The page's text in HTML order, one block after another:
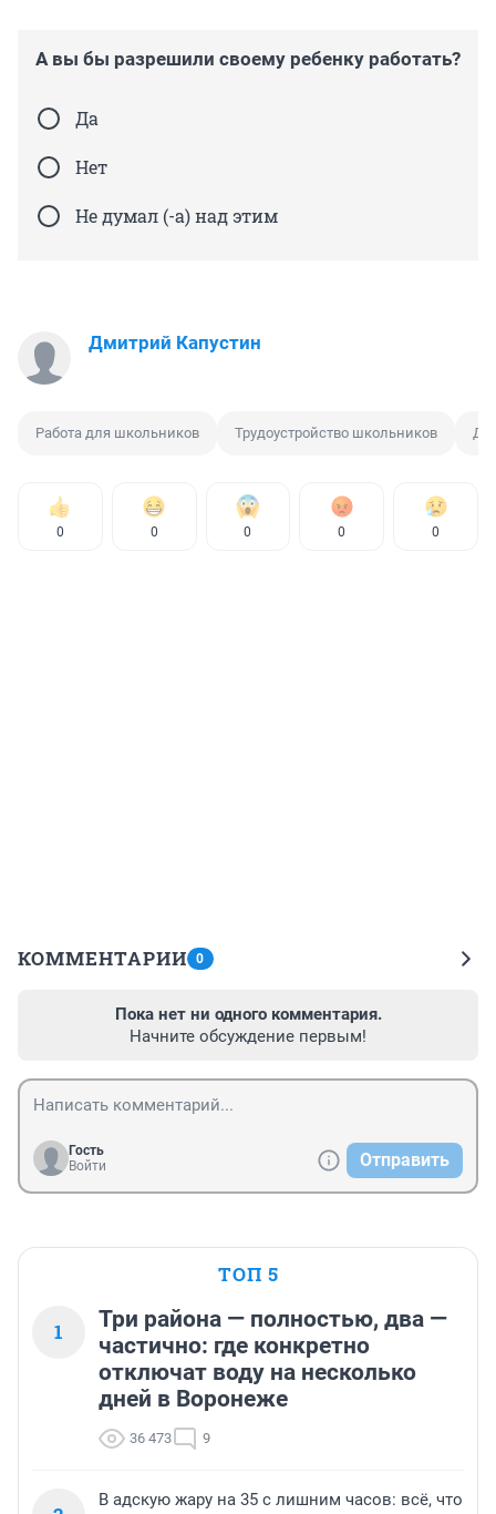
А вы бы разрешили своему ребенку работать?
Да
Нет
Не думал (-а) над этим
Дмитрий Капустин
Работа для школьников Трудоустройство школьников
0 0 0 0 0
КОММЕНТАРИИ 0
Пока нет ни одного комментария.
Начните обсуждение первым!
Гость
Войти
Отправить
ТОП 5
1
Три района — полностью, два —
частично: где конкретно
отключат воду на несколько
дней в Воронеже
36 473 9
В адскую жару на 35 с лишним часов: всё, что